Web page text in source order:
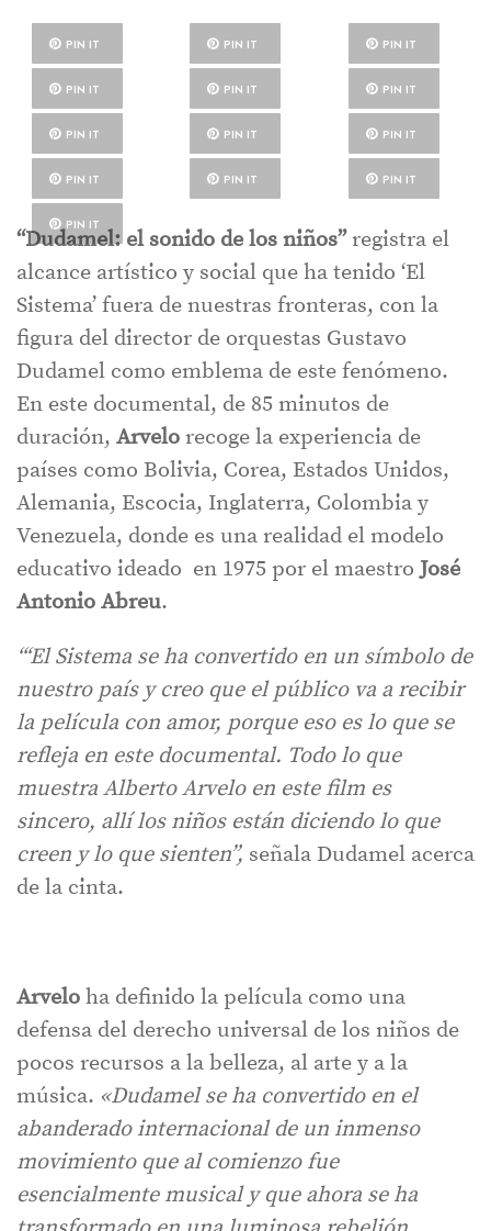
PIN IT PIN IT PIN IT
PIN IT PIN IT PIN IT
PIN IT PIN IT PIN IT
PIN IT PIN IT PIN IT
PIN IT
“Dudamel: el sonido de los niños”registra el
alcance artístico y social que ha tenido ‘El
Sistema’ fuera de nuestras fronteras, con la
figura del director de orquestas Gustavo
Dudamel como emblema de este fenómeno.
En este documental, de 85 minutos de
duración, Arvelo recoge la experiencia de
países como Bolivia, Corea, Estados Unidos,
Alemania, Escocia, Inglaterra, Colombia y
Venezuela, donde es una realidad el modelo
educativo ideado en 1975 por el maestroJosé
Antonio Abreu.
“‘El Sistema se ha convertido en un símbolo de
nuestro país y creo que el público va a recibir
la película con amor, porque eso es lo que se
refleja en este documental. Todo lo que
muestra Alberto Arvelo en este film es
sincero, allí los niños están diciendo lo que
creen y lo que sienten”, señala Dudamel acerca
de la cinta.
Arvelo ha definido la película como una
defensa del derecho universal de los niños de
pocos recursos a la belleza, al arte y a la
música. «Dudamel se ha convertido en el
abanderado internacional de un inmenso
movimiento que al comienzo fue
esencialmente musical y que ahora se ha